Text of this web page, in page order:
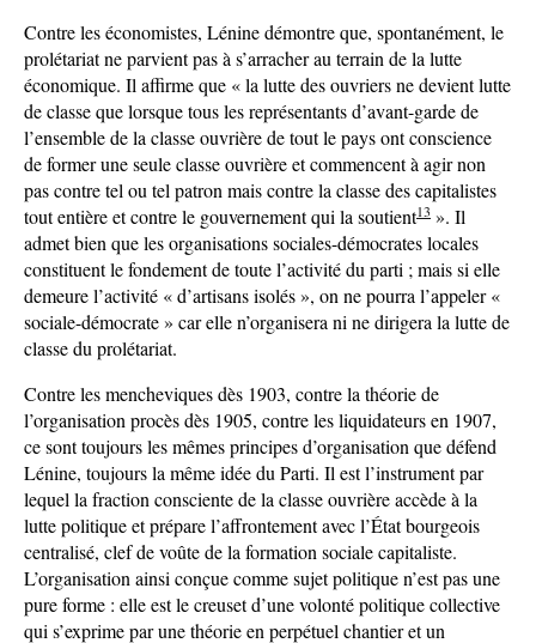
Contre les économistes, Lénine démontre que, spontanément, le
prolétariat ne parvient pas à s’arracher au terrain de la lutte
économique. Il affirme que « la lutte des ouvriers ne devient lutte
de classe que lorsque tous les représentants d’avant-garde de
l’ensemble de la classe ouvrière de tout le pays ont conscience
de former une seule classe ouvrière et commencent à agir non
pas contre tel ou tel patron mais contre la classe des capitalistes
tout entière et contre le gouvernement qui la soutient13 ». Il
admet bien que les organisations sociales-démocrates locales
constituent le fondement de toute l’activité du parti ; mais si elle
demeure l’activité « d’artisans isolés », on ne pourra l’appeler «
sociale-démocrate » car elle n’organisera ni ne dirigera la lutte de
classe du prolétariat.
Contre les mencheviques dès 1903, contre la théorie de
l’organisation procès dès 1905, contre les liquidateurs en 1907,
ce sont toujours les mêmes principes d’organisation que défend
Lénine, toujours la même idée du Parti. Il est l’instrument par
lequel la fraction consciente de la classe ouvrière accède à la
lutte politique et prépare l’affrontement avec l’État bourgeois
centralisé, clef de voûte de la formation sociale capitaliste.
L’organisation ainsi conçue comme sujet politique n’est pas une
pure forme : elle est le creuset d’une volonté politique collective
qui s’exprime par une théorie en perpétuel chantier et un